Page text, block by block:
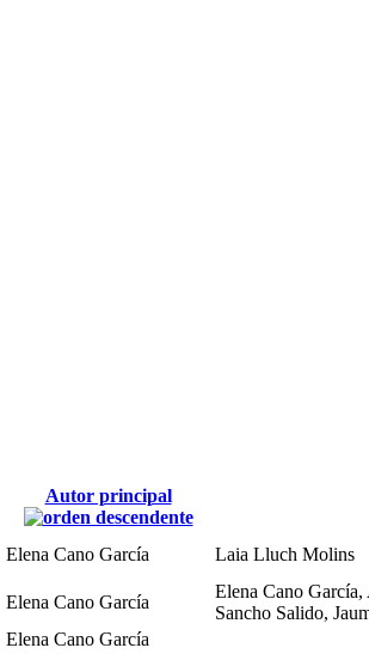
Autor principal
Elena Cano García Laia Lluch Molins
Elena Cano García
Elena Cano
Sancho Salido,
Elena Cano García